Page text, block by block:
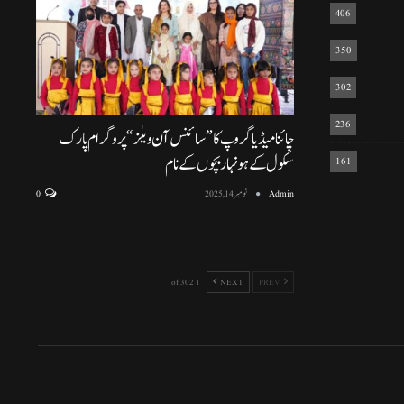
406
350
302
236
161
چائنا میڈیا گروپ کا ”سائنس آن ویلز“ پروگرام پارک
سکول کے ہونہار بچوں کے نام
Admin نومبر 14, 2025 0
NEXT
1 of 302